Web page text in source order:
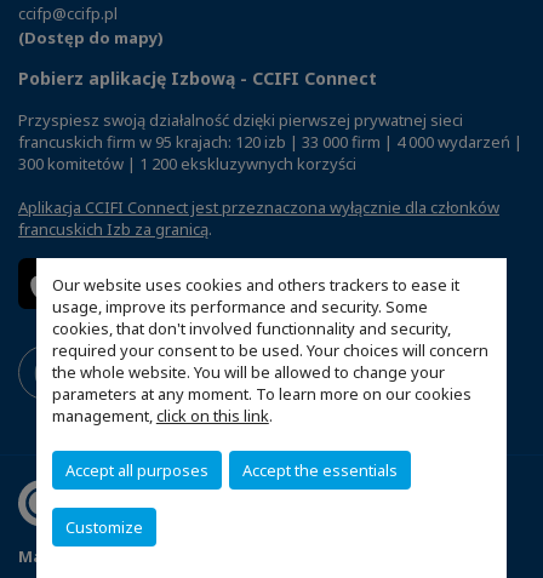
Our website uses cookies and others trackers to ease it
usage, improve its performance and security. Some
cookies, that don't involved functionnality and security,
required your consent to be used. Your choices will concern
the whole website. You will be allowed to change your
parameters at any moment. To learn more on our cookies
management,click on this link.
Accept all purposes Accept the essentials
Customize
ccifp@ccifp.pl
(Dostęp do mapy)
Pobierz aplikację Izbową - CCIFI Connect
Przyspiesz swoją działalność dzięki pierwszej prywatnej sieci
francuskich firm w 95 krajach: 120 izb | 33 000 firm | 4 000 wydarzeń |
300 komitetów | 1 200 ekskluzywnych korzyści
Aplikacja CCIFI Connect jest przeznaczona wyłącznie dla członków
francuskich Izb za granicą.
Mapa witryny